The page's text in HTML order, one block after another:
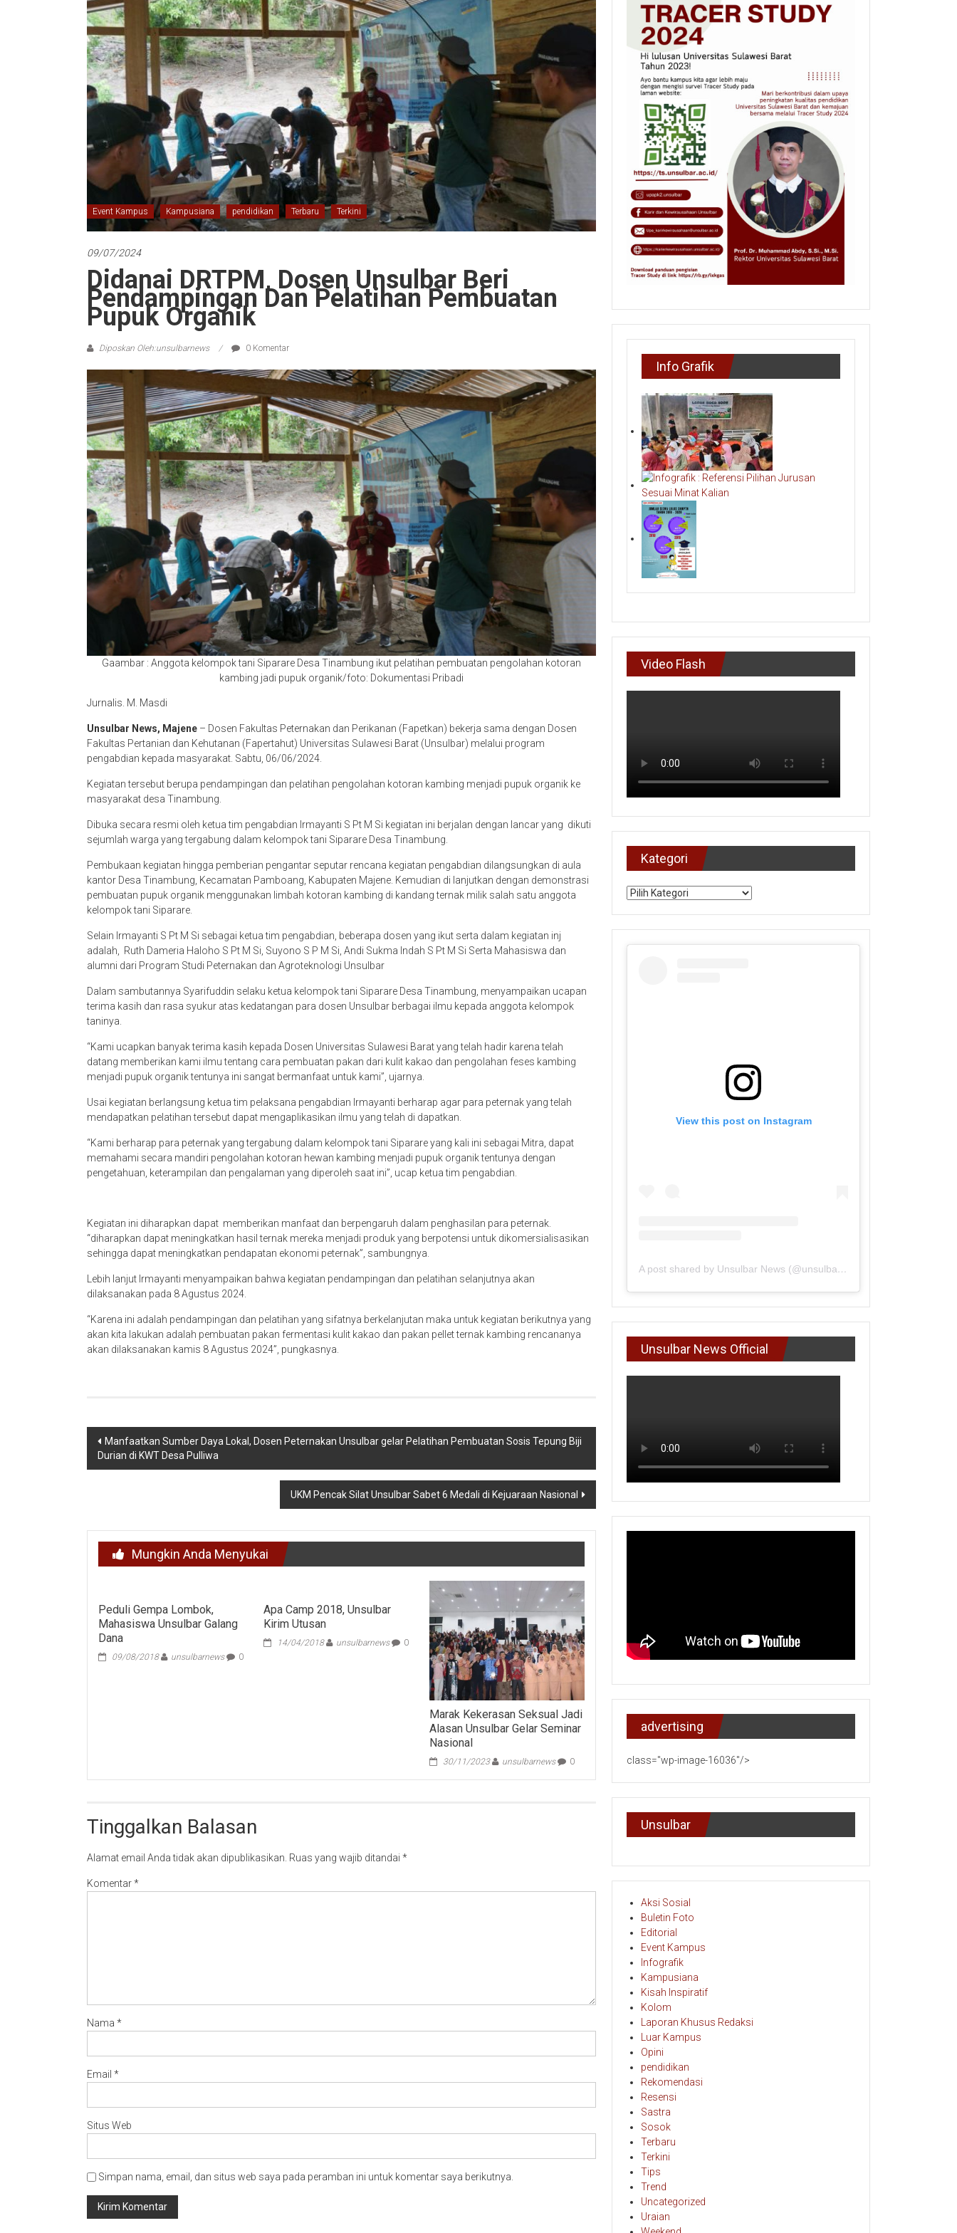
Event Kampus Kampusiana pendidikan Terbaru Terkini
09/07/2024
Didanai DRTPM, Dosen Unsulbar Beri
Pendampingan Dan Pelatihan Pembuatan
Pupuk Organik
Diposkan Oleh:unsulbarnews 0 Komentar
Gaambar : Anggota kelompok tani Siparare Desa Tinambung ikut pelatihan pembuatan pengolahan kotoran
kambing jadi pupuk organik/foto: Dokumentasi Pribadi
Jurnalis. M. Masdi
Unsulbar News, Majene – Dosen Fakultas Peternakan dan Perikanan (Fapetkan) bekerja sama dengan Dosen
Fakultas Pertanian dan Kehutanan (Fapertahut) Universitas Sulawesi Barat (Unsulbar) melalui program
pengabdian kepada masyarakat. Sabtu, 06/06/2024.
Kegiatan tersebut berupa pendampingan dan pelatihan pengolahan kotoran kambing menjadi pupuk organik ke
masyarakat desa Tinambung.
Dibuka secara resmi oleh ketua tim pengabdian Irmayanti S Pt M Si kegiatan ini berjalan dengan lancar yang dikuti
sejumlah warga yang tergabung dalam kelompok tani Siparare Desa Tinambung.
Pembukaan kegiatan hingga pemberian pengantar seputar rencana kegiatan pengabdian dilangsungkan di aula
kantor Desa Tinambung, Kecamatan Pamboang, Kabupaten Majene. Kemudian di lanjutkan dengan demonstrasi
pembuatan pupuk organik menggunakan limbah kotoran kambing di kandang ternak milik salah satu anggota
kelompok tani Siparare.
Selain Irmayanti S Pt M Si sebagai ketua tim pengabdian, beberapa dosen yang ikut serta dalam kegiatan inj
adalah, Ruth Dameria Haloho S Pt M Si, Suyono S P M Si, Andi Sukma Indah S Pt M Si Serta Mahasiswa dan
alumni dari Program Studi Peternakan dan Agroteknologi Unsulbar
Dalam sambutannya Syarifuddin selaku ketua kelompok tani Siparare Desa Tinambung, menyampaikan ucapan
terima kasih dan rasa syukur atas kedatangan para dosen Unsulbar berbagai ilmu kepada anggota kelompok
taninya.
“Kami ucapkan banyak terima kasih kepada Dosen Universitas Sulawesi Barat yang telah hadir karena telah
datang memberikan kami ilmu tentang cara pembuatan pakan dari kulit kakao dan pengolahan feses kambing
menjadi pupuk organik tentunya ini sangat bermanfaat untuk kami”, ujarnya.
Usai kegiatan berlangsung ketua tim pelaksana pengabdian Irmayanti berharap agar para peternak yang telah
mendapatkan pelatihan tersebut dapat mengaplikasikan ilmu yang telah di dapatkan.
“Kami berharap para peternak yang tergabung dalam kelompok tani Siparare yang kali ini sebagai Mitra, dapat
memahami secara mandiri pengolahan kotoran hewan kambing menjadi pupuk organik tentunya dengan
pengetahuan, keterampilan dan pengalaman yang diperoleh saat ini”, ucap ketua tim pengabdian.
Kegiatan ini diharapkan dapat memberikan manfaat dan berpengaruh dalam penghasilan para peternak.
“diharapkan dapat meningkatkan hasil ternak mereka menjadi produk yang berpotensi untuk dikomersialisasikan
sehingga dapat meningkatkan pendapatan ekonomi peternak”, sambungnya.
Lebih lanjut Irmayanti menyampaikan bahwa kegiatan pendampingan dan pelatihan selanjutnya akan
dilaksanakan pada 8 Agustus 2024.
“Karena ini adalah pendampingan dan pelatihan yang sifatnya berkelanjutan maka untuk kegiatan berikutnya yang
akan kita lakukan adalah pembuatan pakan fermentasi kulit kakao dan pakan pellet ternak kambing rencananya
akan dilaksanakan kamis 8 Agustus 2024”, pungkasnya.
Navigasi
pos
Manfaatkan Sumber Daya Lokal, Dosen Peternakan Unsulbar gelar Pelatihan Pembuatan Sosis Tepung Biji
Durian di KWT Desa Pulliwa
UKM Pencak Silat Unsulbar Sabet 6 Medali di Kejuaraan Nasional
Mungkin Anda Menyukai
Peduli Gempa Lombok,
Mahasiswa Unsulbar Galang
Dana
09/08/2018 unsulbarnews 0
Apa Camp 2018, Unsulbar
Kirim Utusan
14/04/2018 unsulbarnews 0
Marak Kekerasan Seksual Jadi
Alasan Unsulbar Gelar Seminar
Nasional
30/11/2023 unsulbarnews 0
Tinggalkan Balasan
Alamat email Anda tidak akan dipublikasikan. Ruas yang wajib ditandai *
Komentar*
Nama *
Email *
Situs Web
Simpan nama, email, dan situs web saya pada peramban ini untuk komentar saya berikutnya.
Info Grafik
Video Flash
Kategori
Kategori
View this post on Instagram
A post shared by Unsulbar News (@unsulbarnews)
Unsulbar News Official
advertising
class="wp-image-16036"/>
Unsulbar
Aksi Sosial
Buletin Foto
Editorial
Event Kampus
Infografik
Kampusiana
Kisah Inspiratif
Kolom
Laporan Khusus Redaksi
Luar Kampus
Opini
pendidikan
Rekomendasi
Resensi
Sastra
Sosok
Terbaru
Terkini
Tips
Trend
Uncategorized
Uraian